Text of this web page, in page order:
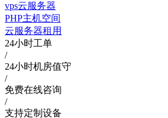
vps云服务器
PHP主机空间
云服务器租用
24小时工单
/
24小时机房值守
/
免费在线咨询
/
支持定制设备